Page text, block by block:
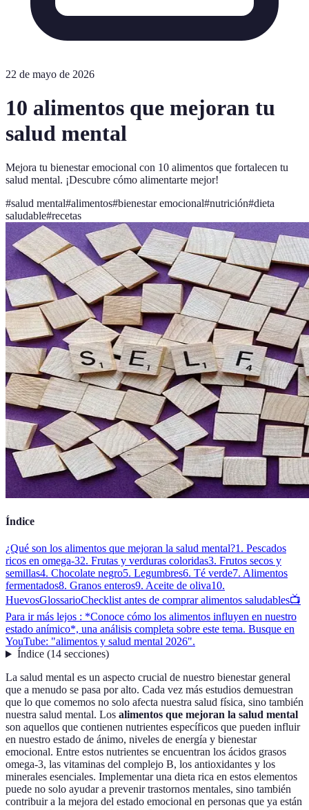
22 de mayo de 2026
10 alimentos que mejoran tu
salud mental
Mejora tu bienestar emocional con 10 alimentos que fortalecen tu
salud mental. ¡Descubre cómo alimentarte mejor!
#salud mental#alimentos#bienestar emocional#nutrición#dieta
saludable#recetas
Índice
¿Qué son los alimentos que mejoran la salud mental?1. Pescados
ricos en omega-32. Frutas y verduras coloridas3. Frutos secos y
semillas4. Chocolate negro5. Legumbres6. Té verde7. Alimentos
fermentados8. Granos enteros9. Aceite de oliva10.
HuevosGlossarioChecklist antes de comprar alimentos saludables📺
Para ir más lejos : *Conoce cómo los alimentos influyen en nuestro
estado anímico*, una análisis completa sobre este tema. Busque en
YouTube: "alimentos y salud mental 2026".
Índice(14 secciones)
La salud mental es un aspecto crucial de nuestro bienestar general
que a menudo se pasa por alto. Cada vez más estudios demuestran
que lo que comemos no solo afecta nuestra salud física, sino también
nuestra salud mental. Los alimentos que mejoran la salud mental
son aquellos que contienen nutrientes específicos que pueden influir
en nuestro estado de ánimo, niveles de energía y bienestar
emocional. Entre estos nutrientes se encuentran los ácidos grasos
omega-3, las vitaminas del complejo B, los antioxidantes y los
minerales esenciales. Implementar una dieta rica en estos elementos
puede no solo ayudar a prevenir trastornos mentales, sino también
contribuir a la mejora del estado emocional en personas que ya están